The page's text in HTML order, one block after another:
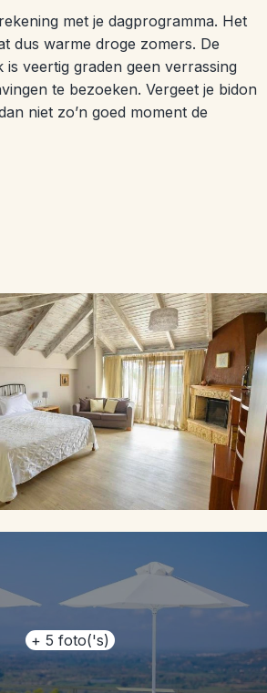
met je dagprogramma. Het
dus warme droge zomers. De
veertig graden geen verrassing
te bezoeken. Vergeet je bidon
niet zo’n goed moment de
+ 5 foto('s)